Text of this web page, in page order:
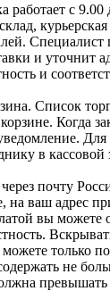
работает с
и уточнит
и
Список
Когда
Для
в кассовой
почту
на ваш адрес
вы можете
только
не
превышать